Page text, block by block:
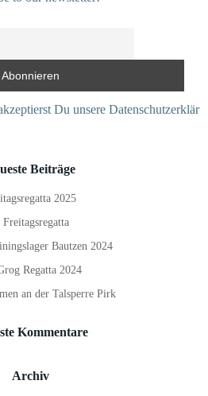
Du unsere
Beiträge
2025
Freitagsregatta
Bautzen 2024
Regatta 2024
an der Talsperre Pirk
Kommentare
Archiv